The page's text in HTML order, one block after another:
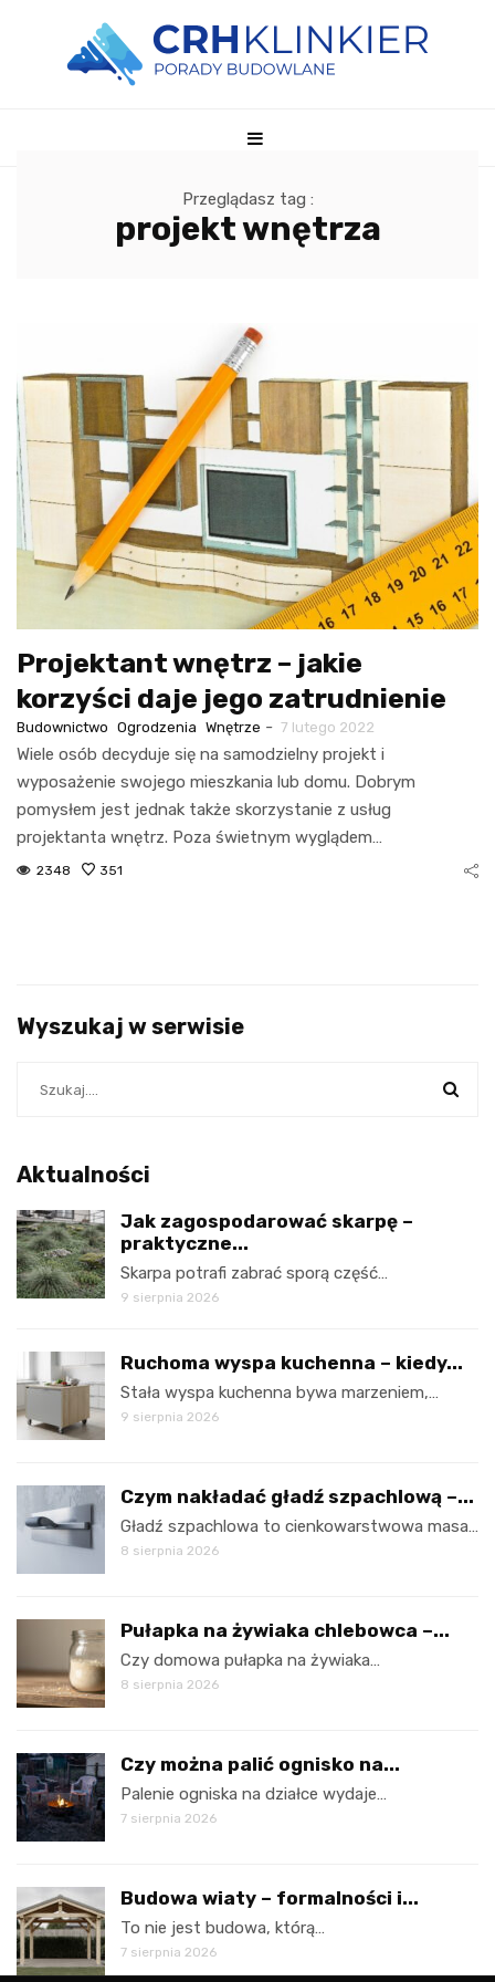
Przeglądasz tag :
projekt wnętrza
Projektant wnętrz – jakie
korzyści daje jego zatrudnienie
Budownictwo Ogrodzenia Wnętrze - 7 lutego 2022
Wiele osób decyduje się na samodzielny projekt i
wyposażenie swojego mieszkania lub domu. Dobrym
pomysłem jest jednak także skorzystanie z usług
projektanta wnętrz. Poza świetnym wyglądem…
2348 351
Wyszukaj w serwisie
Aktualności
Jak zagospodarować skarpę –
praktyczne...
Skarpa potrafi zabrać sporą część…
9 sierpnia 2026
Ruchoma wyspa kuchenna – kiedy...
Stała wyspa kuchenna bywa marzeniem,…
9 sierpnia 2026
Czym nakładać gładź szpachlową –...
Gładź szpachlowa to cienkowarstwowa masa…
8 sierpnia 2026
Pułapka na żywiaka chlebowca –...
Czy domowa pułapka na żywiaka…
8 sierpnia 2026
Czy można palić ognisko na...
Palenie ogniska na działce wydaje…
7 sierpnia 2026
Budowa wiaty – formalności i...
To nie jest budowa, którą…
7 sierpnia 2026